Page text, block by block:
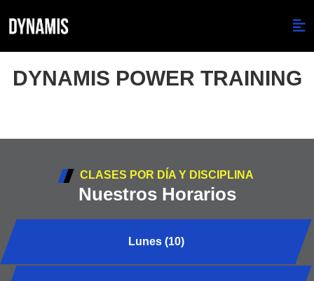
DYNAMIS POWER TRAINING
CLASES POR DÍA Y DISCIPLINA
Nuestros Horarios
Lunes (10)